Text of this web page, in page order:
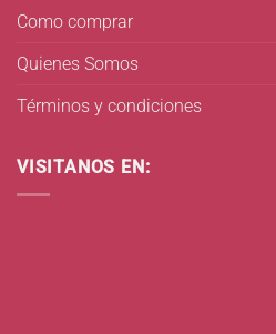
Como comprar
Quienes Somos
Términos y condiciones
VISITANOS EN: